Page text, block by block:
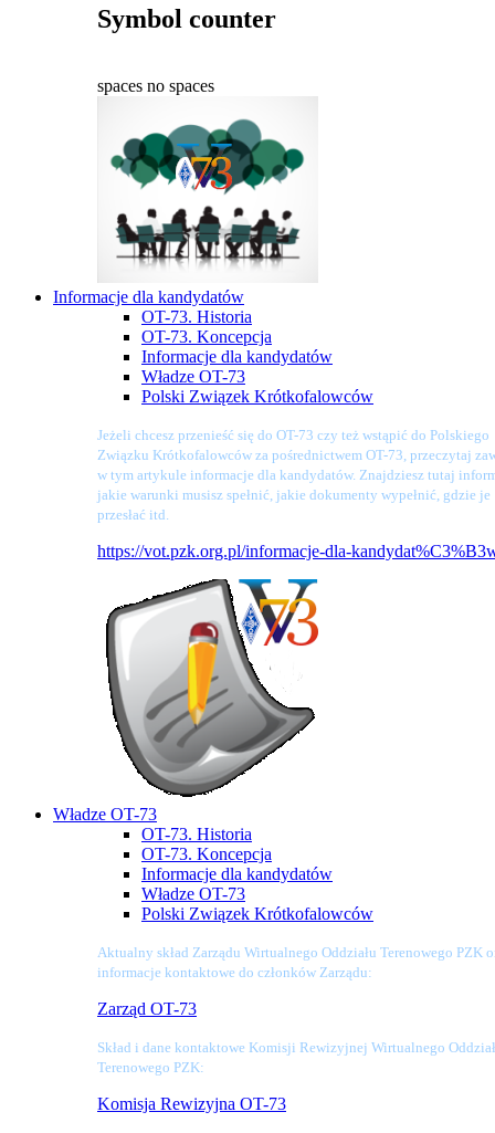
Symbol counter
spaces no spaces
Informacje dla kandydatów
OT-73. Historia
OT-73. Koncepcja
Informacje dla kandydatów
Władze OT-73
Polski Związek Krótkofalowców
Jeżeli chcesz przenieść się do OT-73 czy też wstąpić do Polskiego
Związku Krótkofalowców za pośrednictwem OT-73, przeczytaj
w tym artykule informacje dla kandydatów. Znajdziesz tutaj
jakie warunki musisz spełnić, jakie dokumenty wypełnić, gdzie je
przesłać itd.
https://vot.pzk.org.pl/informacje-dla-
Władze OT-73
OT-73. Historia
OT-73. Koncepcja
Informacje dla kandydatów
Władze OT-73
Polski Związek Krótkofalowców
Aktualny skład Zarządu Wirtualnego Oddziału Terenowego PZK
informacje kontaktowe do członków Zarządu:
Zarząd OT-73
Skład i dane kontaktowe Komisji Rewizyjnej Wirtualnego
Terenowego PZK:
Komisja Rewizyjna OT-73